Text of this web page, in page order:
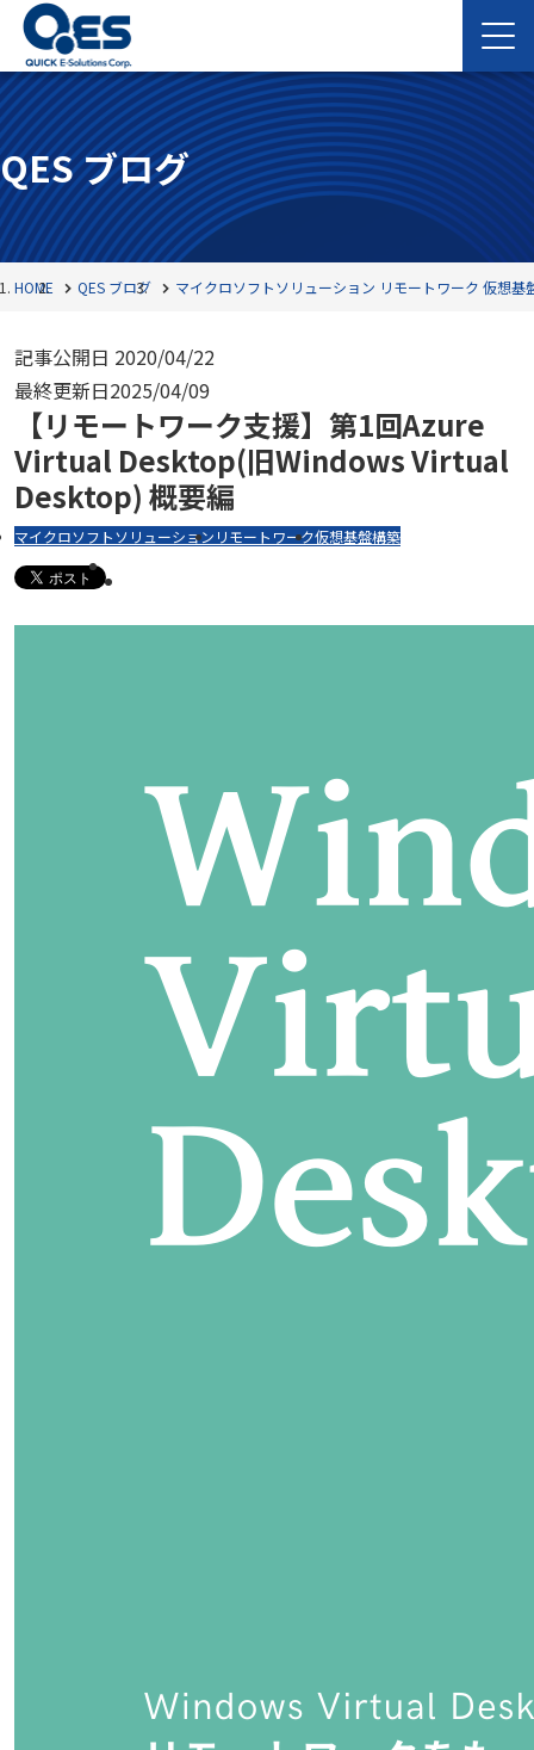
QES ブログ
HOME QES ブログ マイクロソフトソリューション リモートワーク 仮想基
記事公開日 2020/04/22
最終更新日2025/04/09
【リモートワーク支援】第1回Azure
Virtual Desktop(旧Windows Virtual
Desktop) 概要編
マイクロソフトソリューション リモートワーク仮想基盤構築